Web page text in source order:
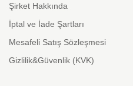
Şirket Hakkında
İptal ve İade Şartları
Mesafeli Satış Sözleşmesi
Gizlilik&Güvenlik (KVK)